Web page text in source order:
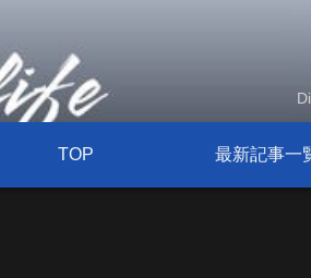
TOP 最新記事一